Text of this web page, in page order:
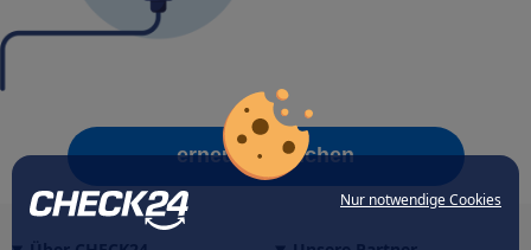
Nur notwendige Cookies
erneut versuchen